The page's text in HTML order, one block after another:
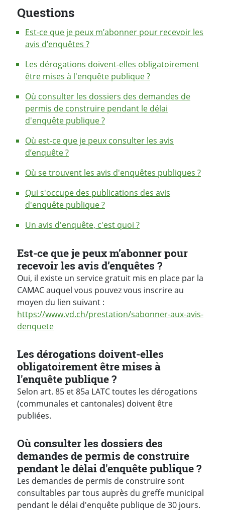
Questions
Est-ce que je peux m’abonner pour recevoir les
avis d’enquêtes ?
Les dérogations doivent-elles obligatoirement
être mises à l'enquête publique ?
Où consulter les dossiers des demandes de
permis de construire pendant le délai
d'enquête publique ?
Où est-ce que je peux consulter les avis
d’enquête ?
Où se trouvent les avis d'enquêtes publiques ?
Qui s'occupe des publications des avis
d'enquête publique ?
Un avis d'enquête, c'est quoi ?
Réponses
Est-ce que je peux m’abonner pour
recevoir les avis d’enquêtes ?
Oui, il existe un service gratuit mis en place par la
CAMAC auquel vous pouvez vous inscrire au
moyen du lien suivant :
https://www.vd.ch/prestation/sabonner-aux-avis-
denquete
Les dérogations doivent-elles
obligatoirement être mises à
l'enquête publique ?
Selon art. 85 et 85a LATC toutes les dérogations
(communales et cantonales) doivent être
publiées.
Où consulter les dossiers des
demandes de permis de construire
pendant le délai d'enquête publique ?
Les demandes de permis de construire sont
consultables par tous auprès du greffe municipal
pendant le délai d'enquête publique de 30 jours.